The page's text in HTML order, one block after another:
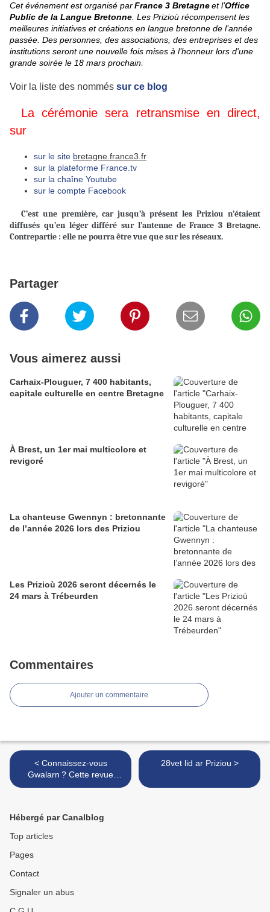
Cet événement est organisé parFrance 3 Bretagneet l’Office
Public de la Langue Bretonne . Les Prizioù récompensent les
meilleures initiatives et créations en langue bretonne de l’année
passée. Des personnes, des associations, des entreprises et des
institutions seront une nouvelle fois mises à l’honneur lors d'une
grande soirée le 18 mars prochain.
Voir la liste des nommés sur ce blog
La cérémonie sera retransmise en direct,
sur
sur le site bretagne.france3.fr
sur la plateforme France.tv
sur la chaîne Youtube
sur le compte Facebook
C’est une première, car jusqu’à présent les Priziou n’étaient
diffusés qu’en léger différé sur l’antenne de France 3 Bretagne.
Contrepartie : elle ne pourra être vue que sur les réseaux.
Partager
Vous aimerez aussi
Carhaix-Plouguer, 7 400 habitants,
capitale culturelle en centre Bretagne
À Brest, un 1er mai multicolore et
revigoré
La chanteuse Gwennyn : bretonnante
de l’année 2026 lors des Priziou
Les Prizioù 2026 seront décernés le
24 mars à Trébeurden
Commentaires
Ajouter un commentaire
< Connaissez-vous
Gwalarn ? Cette revue
littéraire en langue
28vet lid ar Priziou >
Hébergé par Canalblog
Top articles
Pages
Contact
Signaler un abus